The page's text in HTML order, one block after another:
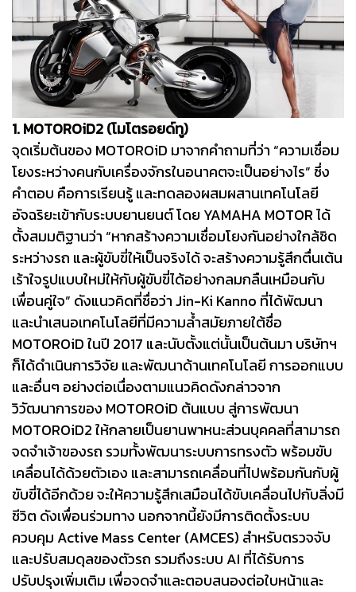
1. MOTOROiD2 (โมโตรอยด์ทู)
จุดเริ่มต้นของ MOTOROiD มาจากคำถามที่ว่า “ความเชื่อม
โยงระหว่างคนกับเครื่องจักรในอนาคตจะเป็นอย่างไร” ซึ่ง
คำตอบ คือการเรียนรู้ และทดลองผสมผสานเทคโนโลยี
อัจฉริยะเข้ากับระบบยานยนต์ โดย YAMAHA MOTOR ได้
ตั้งสมมติฐานว่า “หากสร้างความเชื่อมโยงกันอย่างใกล้ชิด
ระหว่างรถ และผู้ขับขี่ให้เป็นจริงได้ จะสร้างความรู้สึกตื่นเต้น
เร้าใจรูปแบบใหม่ให้กับผู้ขับขี่ได้อย่างกลมกลืนเหมือนกับ
เพื่อนคู่ใจ” ดังแนวคิดที่ชื่อว่า Jin-Ki Kanno ที่ได้พัฒนา
และนำเสนอเทคโนโลยีที่มีความล้ำสมัยภายใต้ชื่อ
MOTOROiD ในปี 2017 และนับตั้งแต่นั้นเป็นต้นมา บริษัทฯ
ก็ได้ดำเนินการวิจัย และพัฒนาด้านเทคโนโลยี การออกแบบ
และอื่นๆ อย่างต่อเนื่องตามแนวคิดดังกล่าวจาก
วิวัฒนาการของ MOTOROiD ต้นแบบ สู่การพัฒนา
MOTOROiD2 ให้กลายเป็นยานพาหนะส่วนบุคคลที่สามารถ
จดจำเจ้าของรถ รวมทั้งพัฒนาระบบการทรงตัว พร้อมขับ
เคลื่อนได้ด้วยตัวเอง และสามารถเคลื่อนที่ไปพร้อมกันกับผู้
ขับขี่ได้อีกด้วย จะให้ความรู้สึกเสมือนได้ขับเคลื่อนไปกับสิ่งมี
ชีวิต ดังเพื่อนร่วมทาง นอกจากนี้ยังมีการติดตั้งระบบ
ควบคุม Active Mass Center (AMCES) สำหรับตรวจจับ
และปรับสมดุลของตัวรถ รวมถึงระบบ AI ที่ได้รับการ
ปรับปรุงเพิ่มเติม เพื่อจดจำและตอบสนองต่อใบหน้าและ